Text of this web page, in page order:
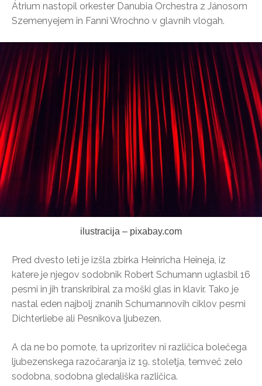
Átrium nastopil orkester Danubia Orchestra z Jánosom
Szemenyejem in Fanni Wrochno v glavnih vlogah.
ilustracija – pixabay.com
Pred dvesto leti je izšla zbirka Heinricha Heineja, iz
katere je njegov sodobnik Robert Schumann uglasbil 16
pesmi in jih transkribiral za moški glas in klavir. Tako je
nastal eden najbolj znanih Schumannovih ciklov pesmi
Dichterliebe ali Pesnikova ljubezen.
A da ne bo pomote, ta uprizoritev ni različica bolečega
ljubezenskega razočaranja iz 19. stoletja, temveč zelo
sodobna, sodobna gledališka različica.